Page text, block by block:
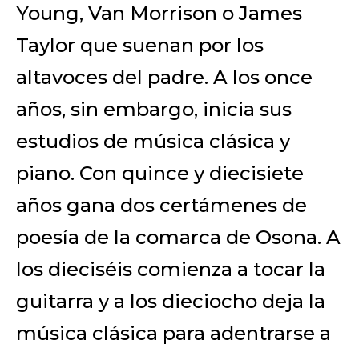
Young, Van Morrison o James
Taylor que suenan por los
altavoces del padre. A los once
años, sin embargo, inicia sus
estudios de música clásica y
piano. Con quince y diecisiete
años gana dos certámenes de
poesía de la comarca de Osona. A
los dieciséis comienza a tocar la
guitarra y a los dieciocho deja la
música clásica para adentrarse a